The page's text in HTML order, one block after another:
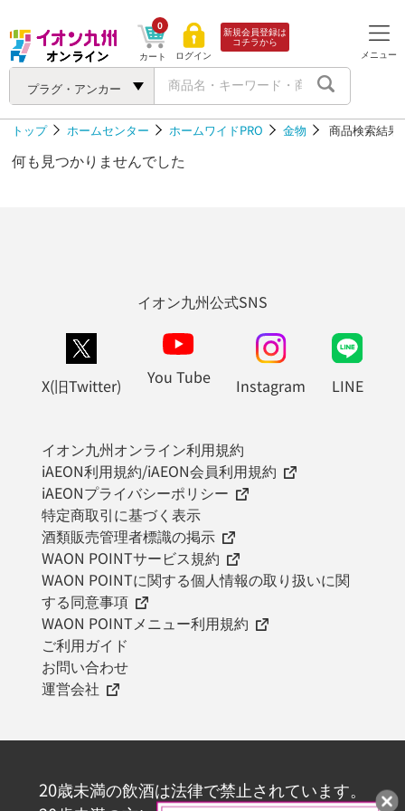
プラグ・アンカー
カート
0
ログイン
新規会員登録は
コチラから
メニュー
トップ ホームセンター ホームワイドPRO 金物 商品検索結果
何も見つかりませんでした
イオン九州公式SNS
X(旧Twitter) You Tube Instagram LINE
イオン九州オンライン利用規約
iAEON利用規約/iAEON会員利用規約
iAEONプライバシーポリシー
特定商取引に基づく表示
酒類販売管理者標識の掲示
WAON POINTサービス規約
WAON POINTに関する個人情報の取り扱いに関
する同意事項
WAON POINTメニュー利用規約
ご利用ガイド
お問い合わせ
運営会社
20歳未満の飲酒は法律で禁止されています。